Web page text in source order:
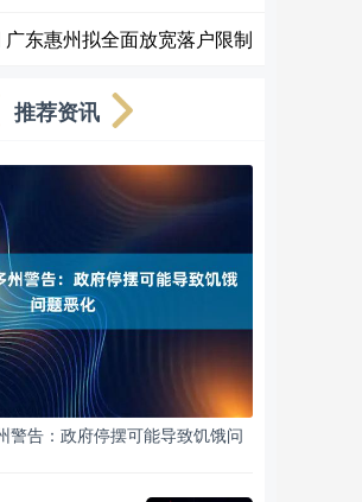
东惠州拟全面放宽落户限制
推荐资讯
警告：政府停摆可能导致饥饿问